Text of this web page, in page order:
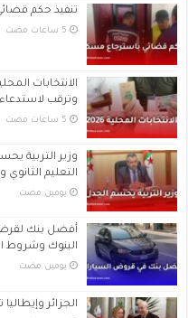
تنفيذ حكم
وترقب لاستدعاء
وزير التربية
التعليم
‏يومين مضت
البنوك وشروط
‏يومين مضت
الجزائر وإيطاليا